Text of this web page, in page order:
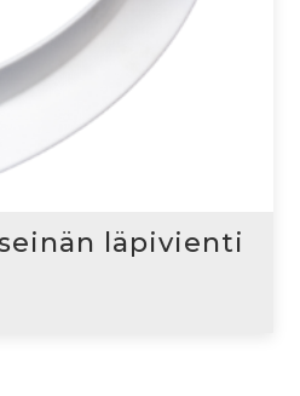
läpivienti